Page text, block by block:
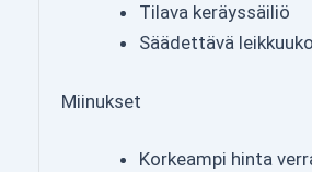
Tilava keräyssäiliö
Säädettävä
Miinukset
Korkeampi hinta